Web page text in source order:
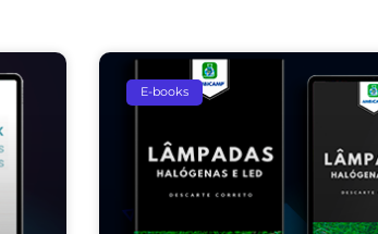
E-books